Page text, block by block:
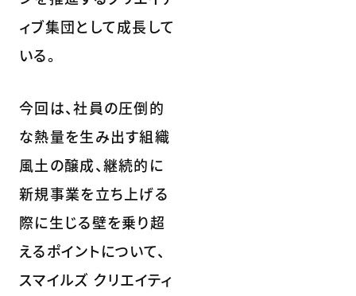
ィブ集団として成長して
いる。
今回は、社員の圧倒的
な熱量を生み出す組織
風土の醸成、継続的に
新規事業を立ち上げる
際に生じる壁を乗り超
えるポイントについて、
スマイルズ クリエイティ